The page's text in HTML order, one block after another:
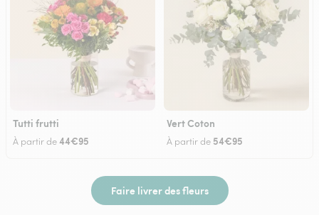
Tutti frutti
À partir de44€95
Vert Coton
À partir de 54€95
Faire livrer des fleurs